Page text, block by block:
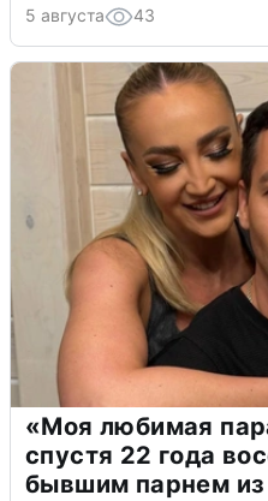
5 августа 43
«Моя любимая
спустя 22 года
бывшим парнем